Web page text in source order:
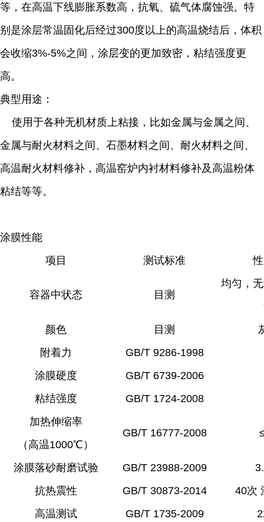
等，在高温下线膨胀系数高，抗氧、硫气体腐蚀强。特
别是涂层常温固化后经过300度以上的高温烧结后，体积
会收缩3%-5%之间，涂层变的更加致密，粘结强度更
高。
典型用途：
使用于各种无机材质上粘接，比如金属与金属之间、
金属与耐火材料之间、石墨材料之间、耐火材料之间、
高温耐火材料修补，高温窑炉内衬材料修补及高温粉体
粘结等等。
涂膜性能
项目
测试标准
容器中状态 目测
均匀，
颜色
目测
附着力
GB/T 9286-1998
涂膜硬度
GB/T 6739-2006
粘结强度
GB/T 1724-2008
加热伸缩率
（高温1000℃）
GB/T 16777-2008
涂膜落砂耐磨试验 GB/T 23988-2009
抗热震性
GB/T 30873-2014
40次
高温测试
GB/T 1735-2009